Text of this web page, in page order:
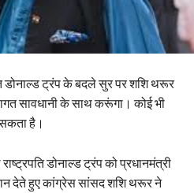
डोनाल्ड ट्रंप के बदले सुर पर शशि थरूर
सावधानी के साथ करूंगा। कोई भी
है।
डोनाल्ड ट्रंप को प्रधानमंत्री
देते हुए कांग्रेस सांसद शशि थरूर ने